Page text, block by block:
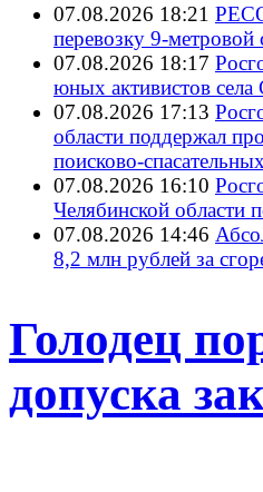
07.08.2026 18:21
перевозку 9-метровой
07.08.2026 18:17
юных активистов
07.08.2026 17:13
области поддержал
07.08.2026 16:10
Челябинской области
07.08.2026 14:46
8,2 млн рублей за
Голодец
допуска